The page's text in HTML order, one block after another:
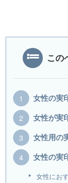
この
女性の実
女性が実
女性用の
女性の実
女性にお